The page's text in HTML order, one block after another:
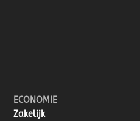
ECONOMIE
Zakelijk